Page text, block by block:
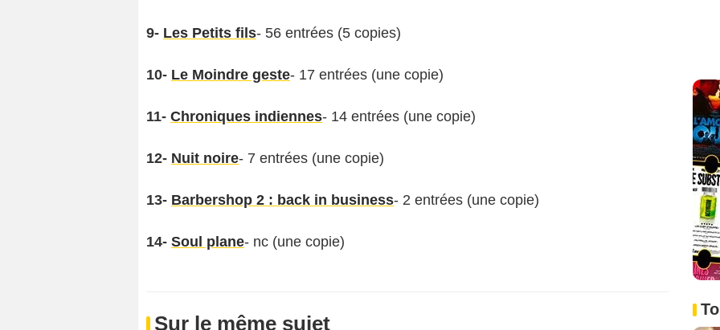
9- Les Petits fils- 56 entrées (5 copies)
10- Le Moindre geste- 17 entrées (une copie)
11- Chroniques indiennes- 14 entrées (une copie)
12- Nuit noire- 7 entrées (une copie)
13- Barbershop 2 : back in business- 2 entrées (une copie)
14- Soul plane- nc (une copie)
Sur le même sujet